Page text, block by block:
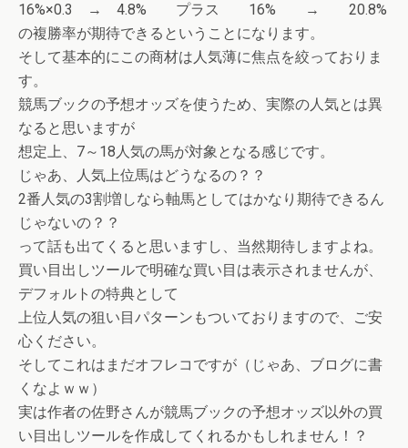
16%×0.3 → 4.8% プラス 16% → 20.8%
の複勝率が期待できるということになります。
そして基本的にこの商材は人気薄に焦点を絞っておりま
す。
競馬ブックの予想オッズを使うため、実際の人気とは異
なると思いますが
想定上、7～18人気の馬が対象となる感じです。
じゃあ、人気上位馬はどうなるの？？
2番人気の3割増しなら軸馬としてはかなり期待できるん
じゃないの？？
って話も出てくると思いますし、当然期待しますよね。
買い目出しツールで明確な買い目は表示されませんが、
デフォルトの特典として
上位人気の狙い目パターンもついておりますので、ご安
心ください。
そしてこれはまだオフレコですが（じゃあ、ブログに書
くなよｗｗ）
実は作者の佐野さんが競馬ブックの予想オッズ以外の買
い目出しツールを作成してくれるかもしれません！？